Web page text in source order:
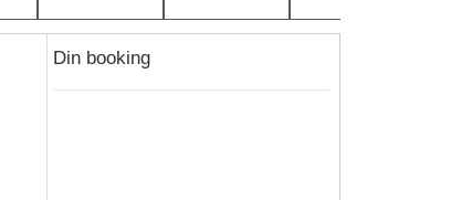
Din booking